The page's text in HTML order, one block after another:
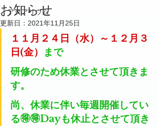
アクアリウム
お知らせ
更新日： 2021年11月25日
１１月２４日（水）～１２月３
日(金）
まで
研修のため休業とさせて頂きま
す。
尚、休業に伴い毎週開催してい
る🉐🉐Dayも休止とさせて頂き